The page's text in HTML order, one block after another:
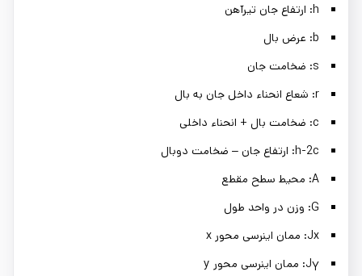
h: ارتفاع جان تیرآهن
b: عرض بال
s: ضخامت جان
r: شعاع انحناء داخل جان به بال
c: ضخامت بال + انحناء داخلی
h-2c: ارتفاع جان – ضخامت دوبال
A: محیط سطح مقطع
G: وزن در واحد طول
Jx: ممان اینرسی محور x
JY : ممان اینرسی محور y